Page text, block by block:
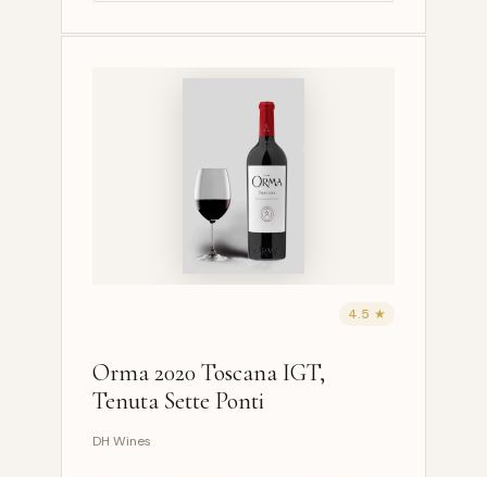
4.5 ★
Orma 2020 Toscana IGT,
Tenuta Sette Ponti
DH Wines